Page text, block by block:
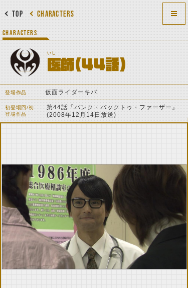
CHARACTERS
TOP
CHARACTERS
いし
医師（44話）
登場作品 仮面ライダーキバ
初登場回/初
登場作品
第44話『パンク・バックトゥ・ファーザー』
(2008年12月14日放送)